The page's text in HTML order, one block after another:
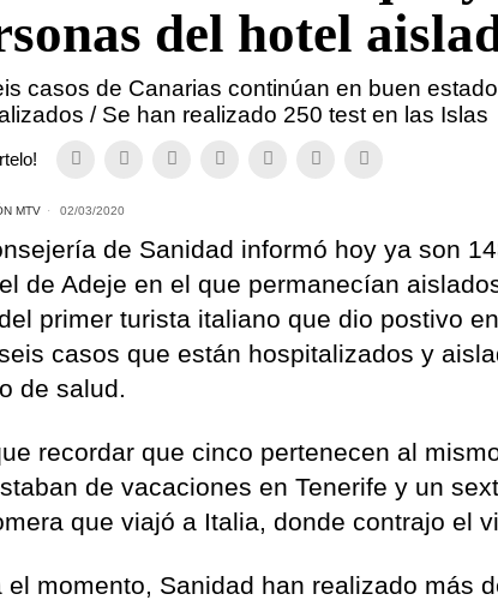
del hotel
casos de Canarias continúan en buen
/ Se han realizado 250 test en las Islas
MTV 02/03/2020
de Sanidad informó hoy ya son
de Adeje en el que permanecían
primer turista italiano que dio postivo
casos que están hospitalizados y
de salud.
recordar que cinco pertenecen al
de vacaciones en Tenerife y un
que viajó a Italia, donde contrajo el
el momento, Sanidad han realizado más